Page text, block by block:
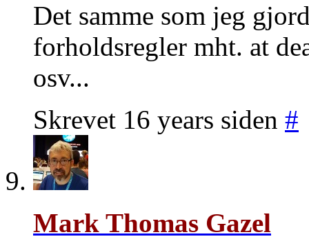
Det samme som jeg
forholdsregler mht. at
osv...
Skrevet 16 years siden #
Mark Thomas Gazel